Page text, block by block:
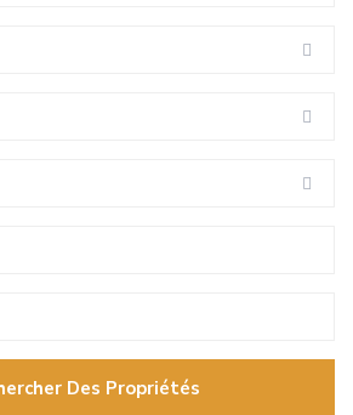
Des Propriétés